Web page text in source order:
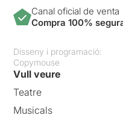
Canal oficial de venta
Compra 100%
Disseny i programació:
Copymouse
Vull veure
Teatre
Musicals